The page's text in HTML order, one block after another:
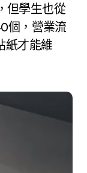
但學生也從
個，營業流
紙才能維